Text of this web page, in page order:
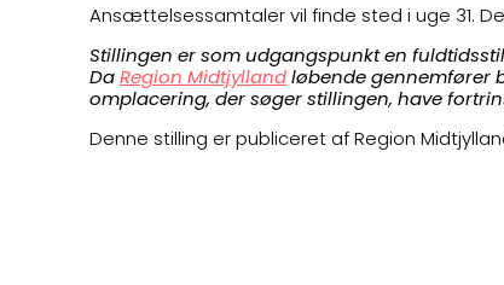
Ansættelsessamtaler vil finde sted i uge 31.
Stillingen er som udgangspunkt en
DaRegion Midtjyllandløbende gennemfører
omplacering, der søger stillingen, have
Denne stilling er publiceret af Region